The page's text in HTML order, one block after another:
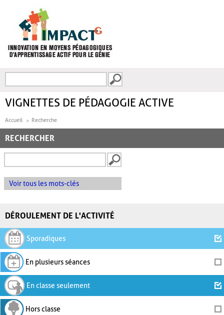
FORMULAIRE DE
VIGNETTES DE PÉDAGOGIE ACTIVE
Accueil Recherche
RECHERCHER
Voir tous les mots-clés
DÉROULEMENT DE L'ACTIVITÉ
Sporadiques
En plusieurs séances
En classe seulement
Hors classe